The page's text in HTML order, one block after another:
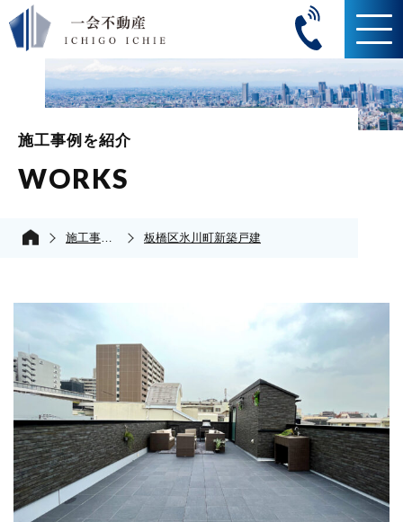
施工事例を紹介
WORKS
施工事例の紹介 板橋区氷川町新築戸建